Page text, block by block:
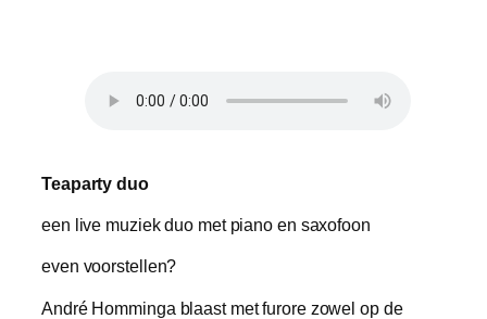
Teaparty duo
een live muziek duo met piano en saxofoon
even voorstellen?
André Homminga blaast met furore zowel op de